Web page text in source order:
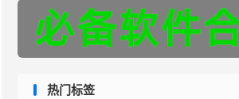
热门标签